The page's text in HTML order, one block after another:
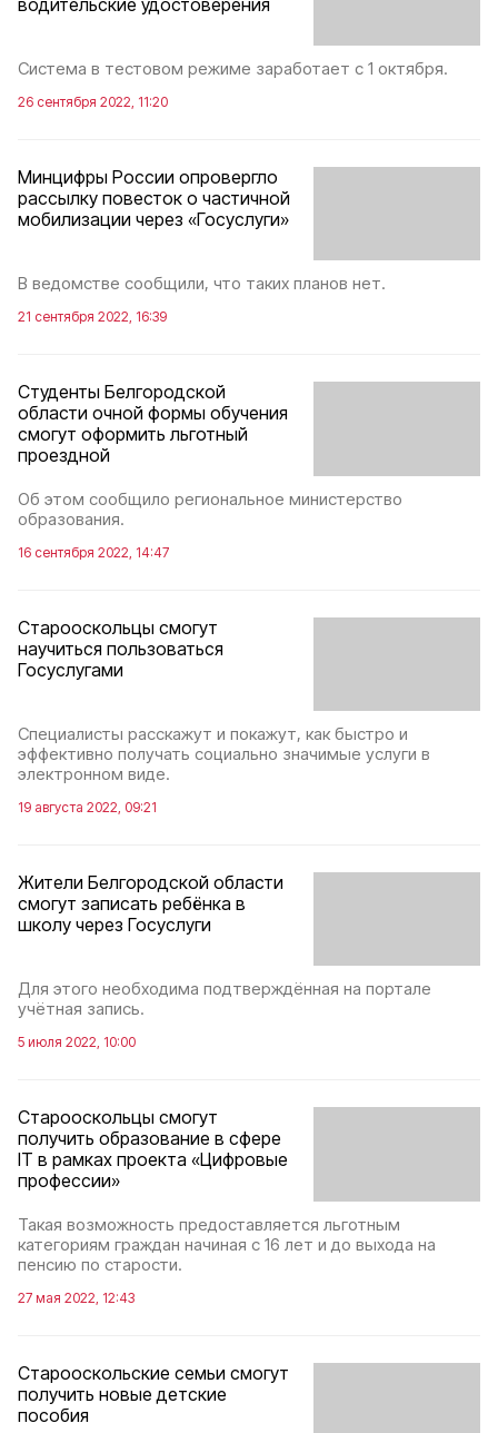
Система в тестовом режиме заработает с 1 октября.
26 сентября 2022, 11:20
Минцифры России опровергло
рассылку повесток о частичной
мобилизации через «Госуслуги»
В ведомстве сообщили, что таких планов нет.
21 сентября 2022, 16:39
Студенты Белгородской
области очной формы обучения
смогут оформить льготный
проездной
Об этом сообщило региональное министерство
образования.
16 сентября 2022, 14:47
Старооскольцы смогут
научиться пользоваться
Госуслугами
Специалисты расскажут и покажут, как быстро и
эффективно получать социально значимые услуги в
электронном виде.
19 августа 2022, 09:21
Жители Белгородской области
смогут записать ребёнка в
школу через Госуслуги
Для этого необходима подтверждённая на портале
учётная запись.
5 июля 2022, 10:00
Старооскольцы смогут
получить образование в сфере
IТ в рамках проекта «Цифровые
профессии»
Такая возможность предоставляется льготным
категориям граждан начиная с 16 лет и до выхода на
пенсию по старости.
27 мая 2022, 12:43
Старооскольские семьи смогут
получить новые детские
пособия